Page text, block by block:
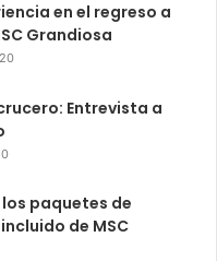
en el regreso a
Grandiosa
Entrevista a
los paquetes de
de MSC